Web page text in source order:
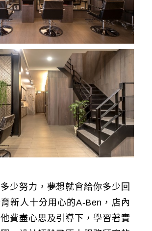
少努力，夢想就會給你多少回
新人十分用心的A-Ben，店內
費盡心思及引導下，學習著實